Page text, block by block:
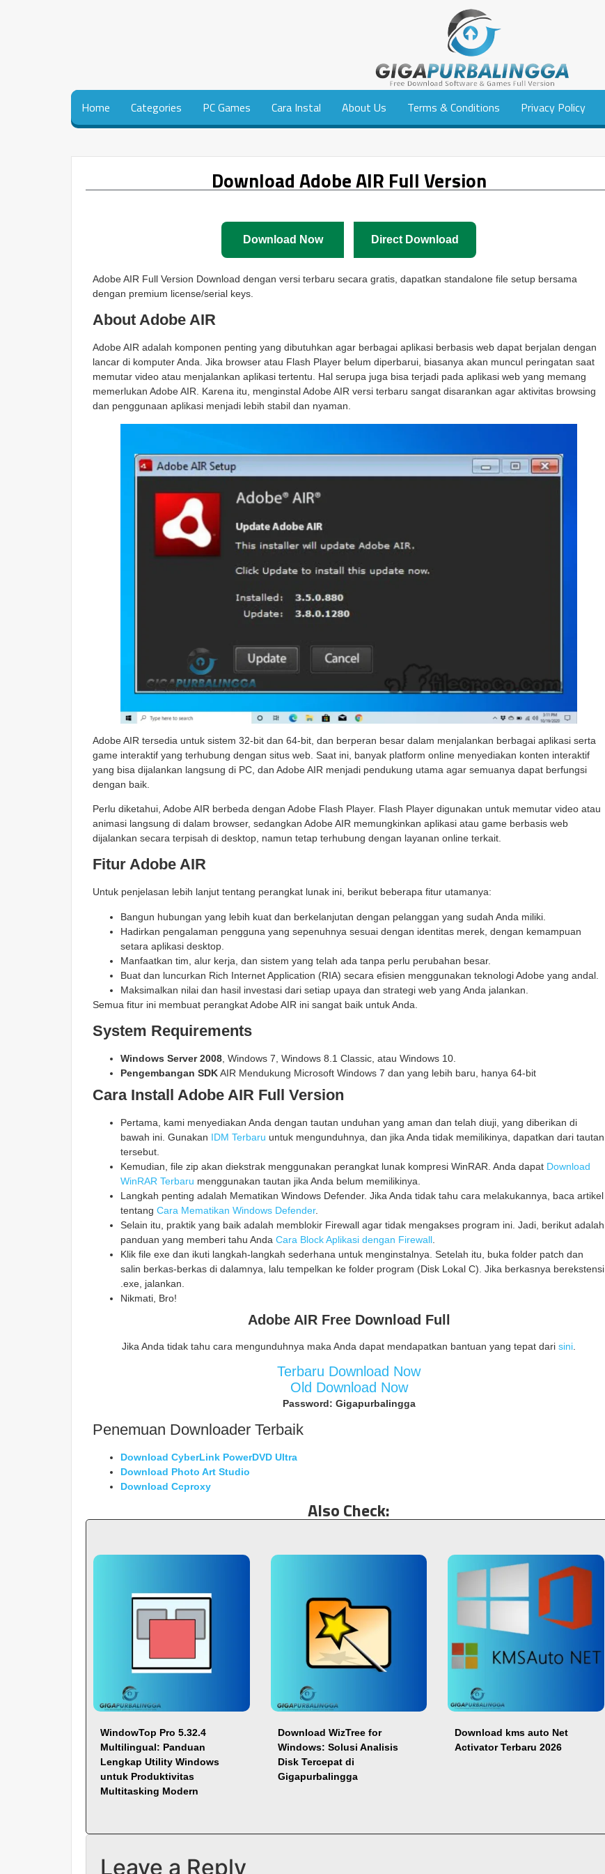
Home Categories PC Games Cara Instal About Us Terms & Conditions Privacy Policy
Download Adobe AIR Full Version
Download Now Direct Download
Adobe AIR Full Version Download dengan versi terbaru secara gratis, dapatkan standalone file setup bersama
dengan premium license/serial keys.
About Adobe AIR
Adobe AIR adalah komponen penting yang dibutuhkan agar berbagai aplikasi berbasis web dapat berjalan dengan
lancar di komputer Anda. Jika browser atau Flash Player belum diperbarui, biasanya akan muncul peringatan saat
memutar video atau menjalankan aplikasi tertentu. Hal serupa juga bisa terjadi pada aplikasi web yang memang
memerlukan Adobe AIR. Karena itu, menginstal Adobe AIR versi terbaru sangat disarankan agar aktivitas browsing
dan penggunaan aplikasi menjadi lebih stabil dan nyaman.
Adobe AIR tersedia untuk sistem 32-bit dan 64-bit, dan berperan besar dalam menjalankan berbagai aplikasi serta
game interaktif yang terhubung dengan situs web. Saat ini, banyak platform online menyediakan konten interaktif
yang bisa dijalankan langsung di PC, dan Adobe AIR menjadi pendukung utama agar semuanya dapat berfungsi
dengan baik.
Perlu diketahui, Adobe AIR berbeda dengan Adobe Flash Player. Flash Player digunakan untuk memutar video atau
animasi langsung di dalam browser, sedangkan Adobe AIR memungkinkan aplikasi atau game berbasis web
dijalankan secara terpisah di desktop, namun tetap terhubung dengan layanan online terkait.
Fitur Adobe AIR
Untuk penjelasan lebih lanjut tentang perangkat lunak ini, berikut beberapa fitur utamanya:
Bangun hubungan yang lebih kuat dan berkelanjutan dengan pelanggan yang sudah Anda miliki.
Hadirkan pengalaman pengguna yang sepenuhnya sesuai dengan identitas merek, dengan kemampuan
setara aplikasi desktop.
Manfaatkan tim, alur kerja, dan sistem yang telah ada tanpa perlu perubahan besar.
Buat dan luncurkan Rich Internet Application (RIA) secara efisien menggunakan teknologi Adobe yang andal.
Maksimalkan nilai dan hasil investasi dari setiap upaya dan strategi web yang Anda jalankan.
Semua fitur ini membuat perangkat Adobe AIR ini sangat baik untuk Anda.
System Requirements
Windows Server 2008, Windows 7, Windows 8.1 Classic, atau Windows 10.
Pengembangan SDKAIR Mendukung Microsoft Windows 7 dan yang lebih baru, hanya 64-bit
Cara Install Adobe AIR Full Version
Pertama, kami menyediakan Anda dengan tautan unduhan yang aman dan telah diuji, yang diberikan di
bawah ini. Gunakan IDM Terbaru untuk mengunduhnya, dan jika Anda tidak memilikinya, dapatkan dari tautan
tersebut.
Kemudian, file zip akan diekstrak menggunakan perangkat lunak kompresi WinRAR. Anda dapat Download
WinRAR Terbaru menggunakan tautan jika Anda belum memilikinya.
Langkah penting adalah Mematikan Windows Defender. Jika Anda tidak tahu cara melakukannya, baca artikel
tentang Cara Mematikan Windows Defender.
Selain itu, praktik yang baik adalah memblokir Firewall agar tidak mengakses program ini. Jadi, berikut adalah
panduan yang memberi tahu Anda Cara Block Aplikasi dengan Firewall.
Klik file exe dan ikuti langkah-langkah sederhana untuk menginstalnya. Setelah itu, buka folder patch dan
salin berkas-berkas di dalamnya, lalu tempelkan ke folder program (Disk Lokal C). Jika berkasnya berekstensi
.exe, jalankan.
Nikmati, Bro!
Adobe AIR Free Download Full
Jika Anda tidak tahu cara mengunduhnya maka Anda dapat mendapatkan bantuan yang tepat dari sini.
Terbaru Download Now
Old Download Now
Password: Gigapurbalingga
Penemuan Downloader Terbaik
Download CyberLink PowerDVD Ultra
Download Photo Art Studio
Download Ccproxy
Also Check:
WindowTop Pro 5.32.4
Multilingual: Panduan
Lengkap Utility Windows
untuk Produktivitas
Multitasking Modern
Download WizTree for
Windows: Solusi Analisis
Disk Tercepat di
Gigapurbalingga
Download kms auto Net
Activator Terbaru 2026
Leave a Reply